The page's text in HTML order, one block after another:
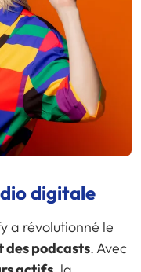
digitale
a révolutionné le
des podcasts. Avec